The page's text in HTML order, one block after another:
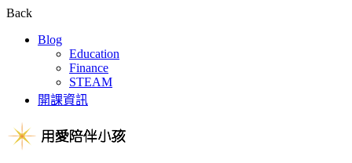
Back
Blog
Education
Finance
STEAM
開課資訊